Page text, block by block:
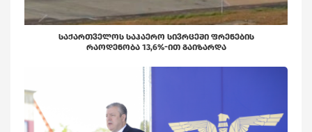
ᲡᲐᲥᲐᲠᲗᲕᲔᲚᲝᲡ ᲡᲐᲰᲐᲔᲠᲝ ᲡᲘᲕᲠᲪᲔᲨᲘ ᲤᲠᲔᲜᲔᲑᲘᲡ
ᲠᲐᲝᲓᲔᲜᲝᲑᲐ 13,6%-ᲘᲗ ᲒᲐᲘᲖᲐᲠᲓᲐ